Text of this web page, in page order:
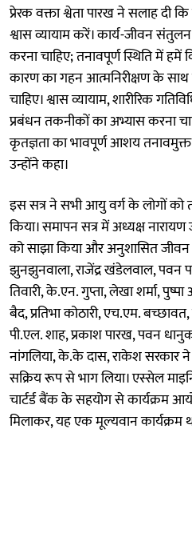
प्रेरक वक्ता श्वेता पारख ने सलाह दी
श्वास व्यायाम करें। कार्य-जीवन
करना चाहिए; तनावपूर्ण स्थिति में हमें
कारण का गहन आत्मनिरीक्षण के साथ
चाहिए। श्वास व्यायाम, शारीरिक
प्रबंधन तकनीकों का अभ्यास करना
कृतज्ञता का भावपूर्ण आशय
उन्होंने कहा।
इस सत्र ने सभी आयु वर्ग के लोगों
किया। समापन सत्र में अध्यक्ष
को साझा किया और अनुशासित
झुनझुनवाला, राजेंद्र खंडेलवाल, पवन
तिवारी, के.एन. गुप्ता, लेखा शर्मा,
बैद, प्रतिभा कोठारी, एच.एम.
पी.एल. शाह, प्रकाश पारख, पवन
नांगलिया, के.के दास, राकेश सरकार
सक्रिय रूप से भाग लिया। एस्सेल
चार्टर्ड बैंक के सहयोग से कार्यक्रम
मिलाकर, यह एक मूल्यवान कार्यक्रम